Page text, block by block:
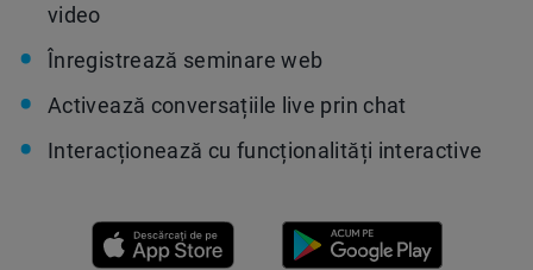
video
Înregistrează seminare web
Activează conversațiile live prin chat
Interacționează cu funcționalități interactive